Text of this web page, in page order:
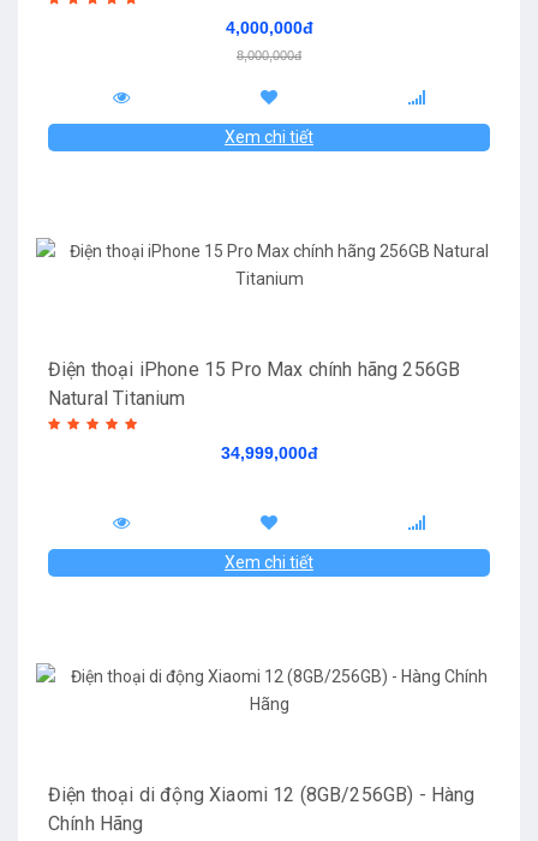
4,000,000đ
8,000,000đ
Xem chi tiết
Điện thoại iPhone 15 Pro Max chính hãng 256GB
Natural Titanium
34,999,000đ
Xem chi tiết
Điện thoại di động Xiaomi 12 (8GB/256GB) - Hàng
Chính Hãng